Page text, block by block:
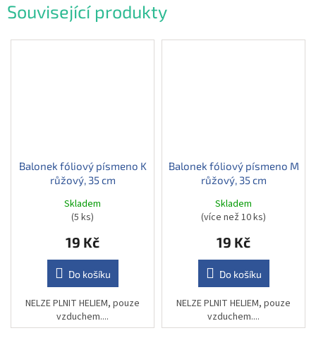
Související produkty
Balonek fóliový písmeno K
růžový, 35 cm
Skladem
(5 ks)
19 Kč
Do košíku
NELZE PLNIT HELIEM, pouze
vzduchem....
Balonek fóliový písmeno M
růžový, 35 cm
Skladem
(více než 10 ks)
19 Kč
Do košíku
NELZE PLNIT HELIEM, pouze
vzduchem....